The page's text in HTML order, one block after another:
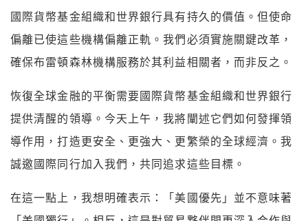
國際貨幣基金組織和世界銀行具有持久的價值。但使命
偏離已使這些機構偏離正軌。我們必須實施關鍵改革，
確保布雷頓森林機構服務於其利益相關者，而非反之。
恢復全球金融的平衡需要國際貨幣基金組織和世界銀行
提供清醒的領導。今天上午，我將闡述它們如何發揮領
導作用，打造更安全、更強大、更繁榮的全球經濟。我
誠邀國際同行加入我們，共同追求這些目標。
在這一點上，我想明確表示：「美國優先」並不意味著